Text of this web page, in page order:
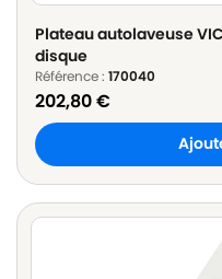
Plateau autolaveuse
disque
Référence : 170040
202,80€